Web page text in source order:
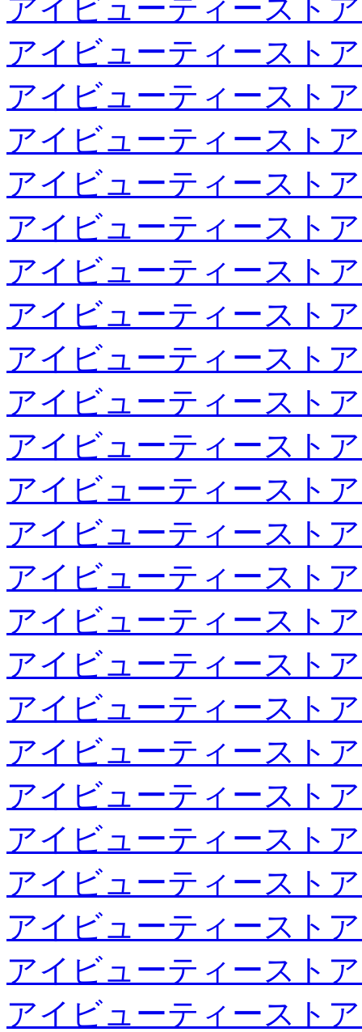
アイビューティースト
アイビューティースト
アイビューティースト
アイビューティースト
アイビューティースト
アイビューティースト
アイビューティースト
アイビューティースト
アイビューティースト
アイビューティースト
アイビューティースト
アイビューティースト
アイビューティースト
アイビューティースト
アイビューティースト
アイビューティースト
アイビューティースト
アイビューティースト
アイビューティースト
アイビューティースト
アイビューティースト
アイビューティースト
アイビューティースト
アイビューティースト